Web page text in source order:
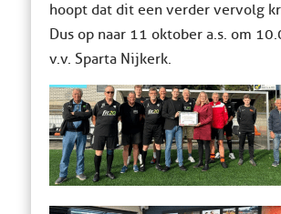
hoopt dat dit een verder vervolg
Dus op naar 11 oktober a.s. om
v.v. Sparta Nijkerk.